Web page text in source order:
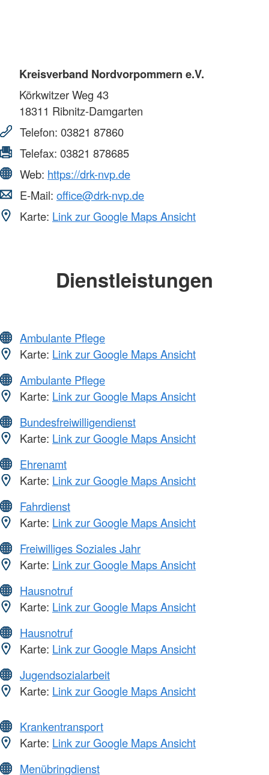
Kreisverband Nordvorpommern e.V.
Körkwitzer Weg 43
18311 Ribnitz-Damgarten
Telefon: 03821 87860
Telefax: 03821 878685
Web: https://drk-nvp.de
E-Mail: office@drk-nvp.de
Karte: Link zur Google Maps Ansicht
Dienstleistungen
Ambulante Pflege
Karte: Link zur Google Maps Ansicht
Ambulante Pflege
Karte: Link zur Google Maps Ansicht
Bundesfreiwilligendienst
Karte: Link zur Google Maps Ansicht
Ehrenamt
Karte: Link zur Google Maps Ansicht
Fahrdienst
Karte: Link zur Google Maps Ansicht
Freiwilliges Soziales Jahr
Karte: Link zur Google Maps Ansicht
Hausnotruf
Karte: Link zur Google Maps Ansicht
Hausnotruf
Karte: Link zur Google Maps Ansicht
Jugendsozialarbeit
Karte: Link zur Google Maps Ansicht
Krankentransport
Karte: Link zur Google Maps Ansicht
Menübringdienst